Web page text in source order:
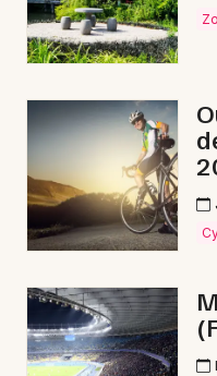
Magazine à
Choisir mes
Mon email